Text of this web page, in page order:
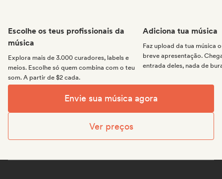
Escolhe os teus profissionais da
música
Explora mais de 3.000 curadores, labels e
meios. Escolhe só quem combina com o teu
som. A partir de $2 cada.
Adiciona tua música
Faz upload da tua música
breve apresentação.
entrada deles, nada de
Envie sua música agora
Ver preços